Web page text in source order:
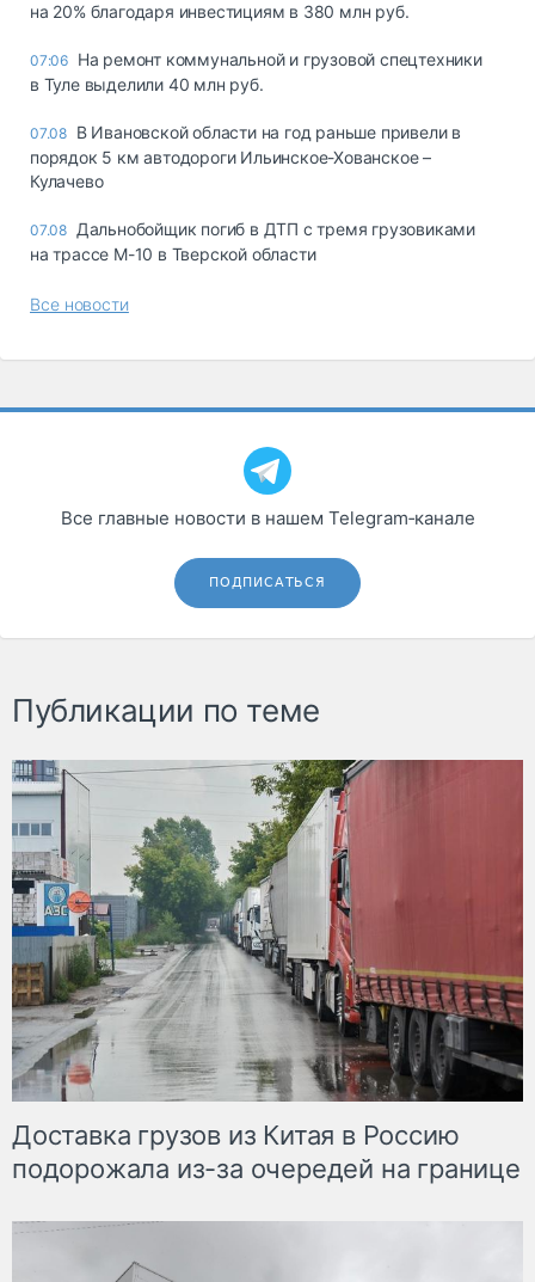
на 20% благодаря инвестициям в 380 млн руб.
07:06 На ремонт коммунальной и грузовой спецтехники
в Туле выделили 40 млн руб.
07.08 В Ивановской области на год раньше привели в
порядок 5 км автодороги Ильинское-Хованское –
Кулачево
07.08 Дальнобойщик погиб в ДТП с тремя грузовиками
на трассе М-10 в Тверской области
Все новости
Все главные новости в нашем Telegram‑канале
ПОДПИСАТЬСЯ
Публикации по теме
Доставка грузов из Китая в Россию
подорожала из-за очередей на границе